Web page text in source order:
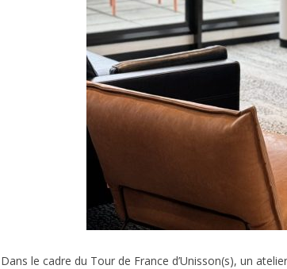
Dans le cadre du Tour de France d’Unisson(s), un